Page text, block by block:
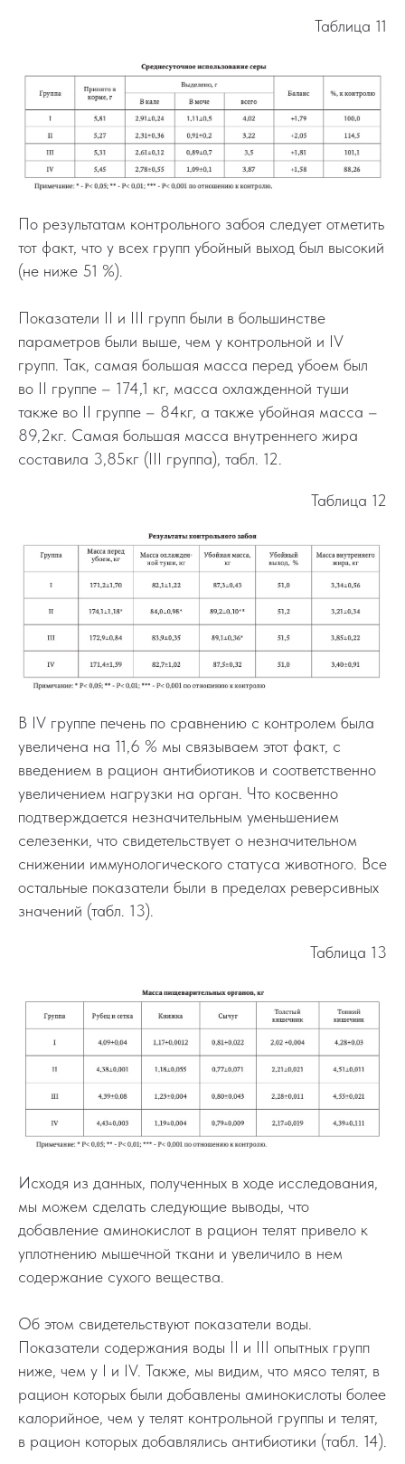
Таблица 11
По результатам контрольного забоя следует отметить
тот факт, что у всех групп убойный выход был высокий
(не ниже 51 %).
Показатели II и III групп были в большинстве
параметров были выше, чем у контрольной и IV
групп. Так, самая большая масса перед убоем был
во II группе – 174,1 кг, масса охлажденной туши
также во II группе – 84кг, а также убойная масса –
89,2кг. Самая большая масса внутреннего жира
составила 3,85кг (III группа), табл. 12.
Таблица 12
В IV группе печень по сравнению с контролем была
увеличена на 11,6 % мы связываем этот факт, с
введением в рацион антибиотиков и соответственно
увеличением нагрузки на орган. Что косвенно
подтверждается незначительным уменьшением
селезенки, что свидетельствует о незначительном
снижении иммунологического статуса животного. Все
остальные показатели были в пределах реверсивных
значений (табл. 13).
Таблица 13
Исходя из данных, полученных в ходе исследования,
мы можем сделать следующие выводы, что
добавление аминокислот в рацион телят привело к
уплотнению мышечной ткани и увеличило в нем
содержание сухого вещества.
Об этом свидетельствуют показатели воды.
Показатели содержания воды II и III опытных групп
ниже, чем у I и IV. Также, мы видим, что мясо телят, в
рацион которых были добавлены аминокислоты более
калорийное, чем у телят контрольной группы и телят,
в рацион которых добавлялись антибиотики (табл. 14).